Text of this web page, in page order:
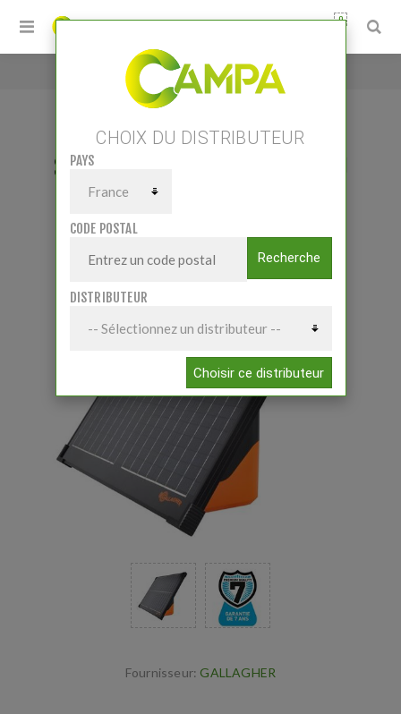
0
S400 2 piles incluses - 12V/4,0J
S400 2 PILES INCLUSES - 12V/4,0J
Fournisseur: GALLAGHER
CHOIX DU DISTRIBUTEUR
PAYS
CODE POSTAL
Recherche
DISTRIBUTEUR
Choisir ce distributeur